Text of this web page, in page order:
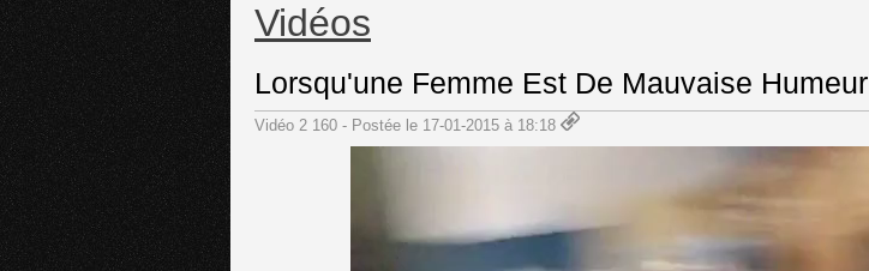
Vidéos
Lorsqu'une Femme Est De Mauvaise Humeur
Vidéo 2 160 - Postée le 17-01-2015 à 18:18